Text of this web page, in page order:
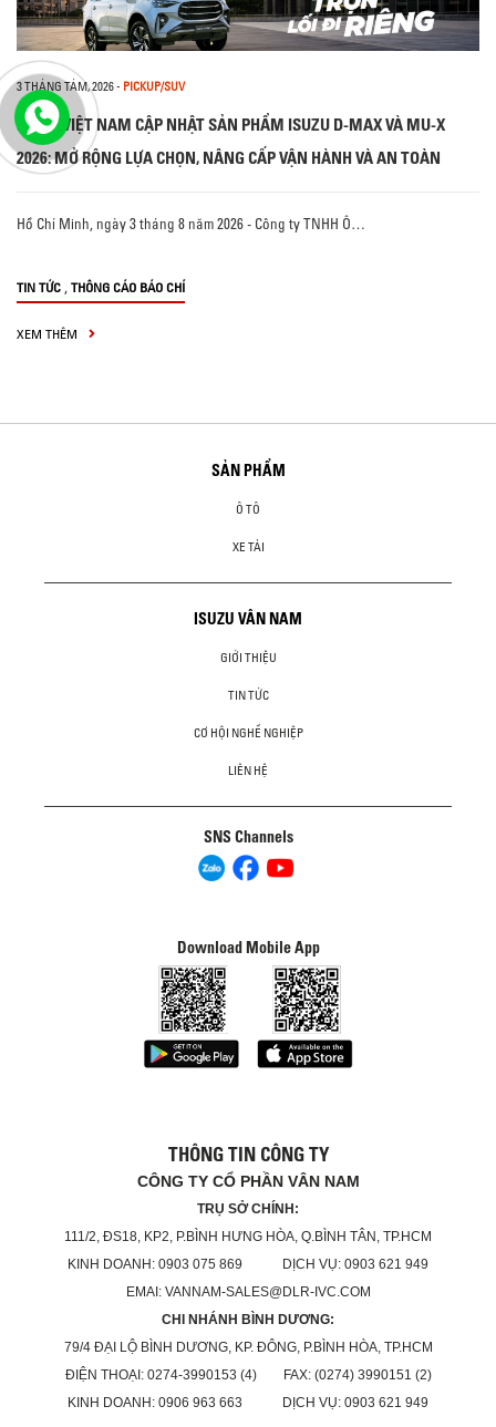
3 THÁNG TÁM, 2026- PICKUP/SUV
ISUZU VIỆT NAM CẬP NHẬT SẢN PHẨM ISUZU D-MAX VÀ MU-X
2026: MỞ RỘNG LỰA CHỌN, NÂNG CẤP VẬN HÀNH VÀ AN TOÀN
Hồ Chí Minh, ngày 3 tháng 8 năm 2026 - Công ty TNHH Ô…
TIN TỨC , THÔNG CÁO BÁO CHÍ
XEM THÊM
SẢN PHẨM
Ô TÔ
XE TẢI
ISUZU VÂN NAM
GIỚI THIỆU
TIN TỨC
CƠ HỘI NGHỀ NGHIỆP
LIÊN HỆ
SNS Channels
Download Mobile App
THÔNG TIN CÔNG TY
CÔNG TY CỔ PHẦN VÂN NAM
TRỤ SỞ CHÍNH:
111/2, ĐS18, KP2, P.BÌNH HƯNG HÒA, Q.BÌNH TÂN, TP.HCM
KINH DOANH: 0903 075 869 DỊCH VỤ: 0903 621 949
EMAI: VANNAM-SALES@DLR-IVC.COM
CHI NHÁNH BÌNH DƯƠNG:
79/4 ĐẠI LỘ BÌNH DƯƠNG, KP. ĐÔNG, P.BÌNH HÒA, TP.HCM
ĐIỆN THOẠI: 0274-3990153 (4) FAX: (0274) 3990151 (2)
KINH DOANH: 0906 963 663 DỊCH VỤ: 0903 621 949